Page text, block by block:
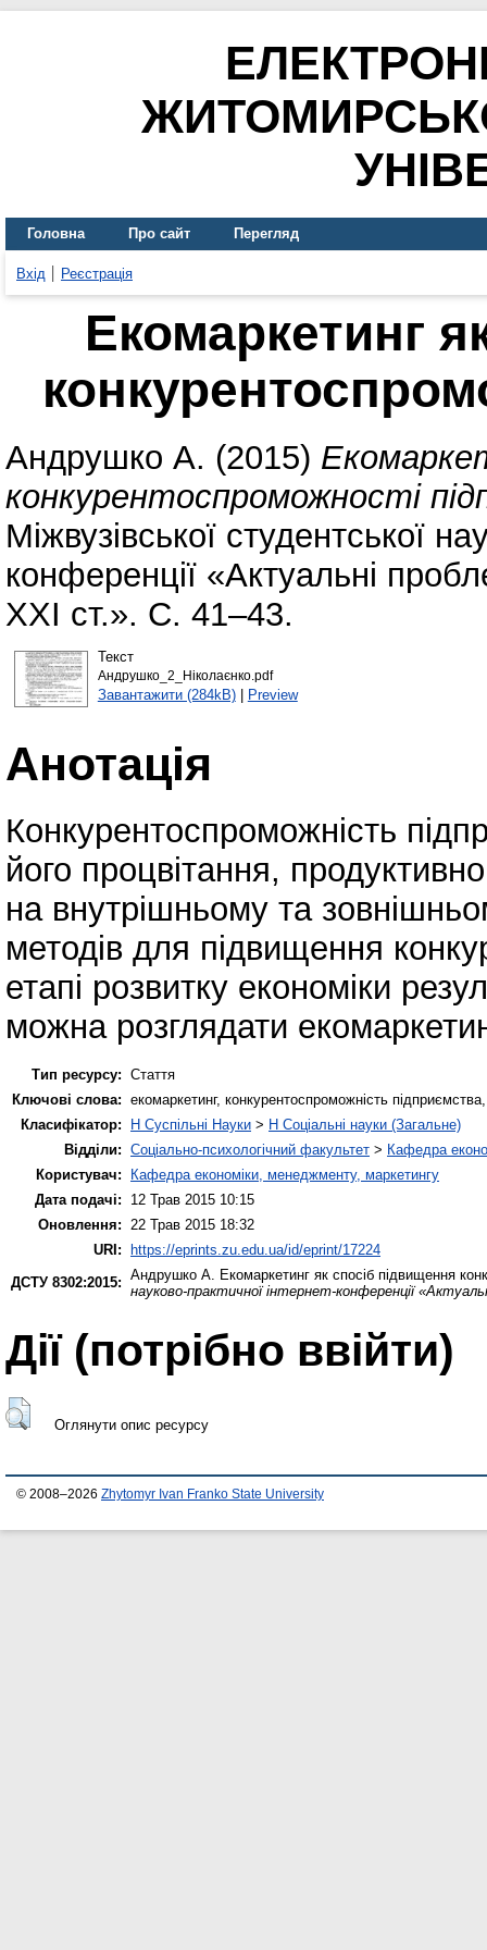
Головна Про сайт Перегляд
Вхід Реєстрація
Екомаркетинг
Андрушко А. (2015)
конкурентоспроможності
Міжвузівської студентської
конференції «Актуальні
ХХІ ст.». С. 41–43.
Текст
Андрушко_2_Ніколаєнко.pdf
Завантажити (284kB)| Preview
Анотація
Конкурентоспроможність
його процвітання,
на внутрішньому та
методів для підвищення
етапі розвитку економіки
можна розглядати
Тип ресурсу: Стаття
Ключові слова: екомаркетинг, конкурентоспроможність
Класифікатор:
H Суспільні Науки > H Соціальні науки (Загальне)
Відділи: Соціально-психологічний факультет > Кафедра
Користувач:
Кафедра економіки, менеджменту, маркетингу
Дата подачі:
12 Трав 2015 10:15
Оновлення:
22 Трав 2015 18:32
URI: https://eprints.zu.edu.ua/id/eprint/17224
ДСТУ 8302:2015: Андрушко А. Екомаркетинг як спосіб підвищення
науково-практичної інтернет-конференції
Дії ​​(потрібно ввійти)
Оглянути опис ресурсу
© 2008–2026 Zhytomyr Ivan Franko State University